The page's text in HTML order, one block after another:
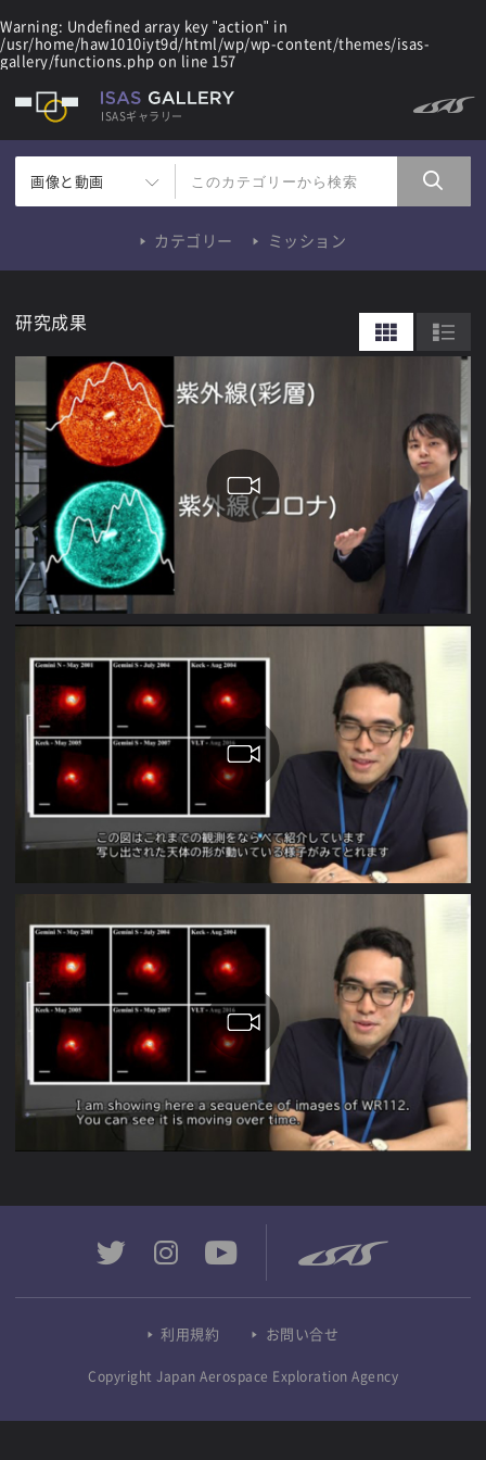
Warning: Undefined array key "action" in
/usr/home/haw1010iyt9d/html/wp/wp-content/themes/isas-
gallery/functions.php on line 157
ISASギャラリー
画像と動画
カテゴリー ミッション
研究成果
利用規約 お問い合せ
Copyright Japan Aerospace Exploration Agency